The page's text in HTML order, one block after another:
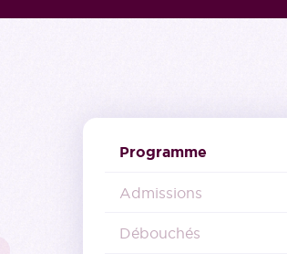
Programme
Admissions
Débouchés